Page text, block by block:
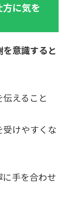
に気を
意識すると
えること
受けやすくな
手を合わせ